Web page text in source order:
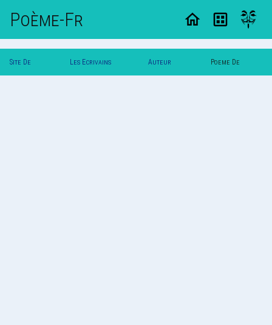
Poème-Fr
Site De Les Ecrivains Auteur Poeme De